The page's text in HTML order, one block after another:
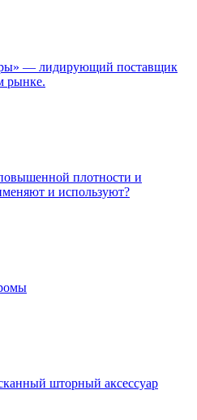
— лидирующий поставщик
рынке.
плотности и
и используют?
шторный аксессуар